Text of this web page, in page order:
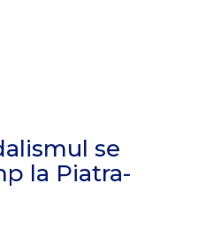
se
la Piatra-